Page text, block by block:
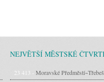
NEJVĚTŠÍ MĚSTSKÉ
23 413 - Moravské Předměstí~Třebeš